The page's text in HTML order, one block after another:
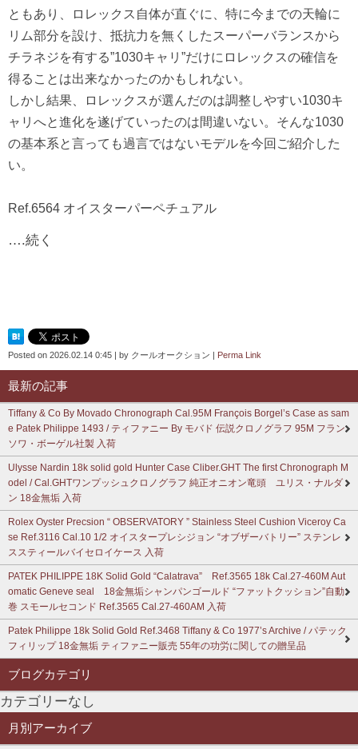
ともあり、ロレックス自体が直ぐに、特に今までの天輪に
リム部分を設け、抵抗力を無くしたスーパーバランスから
チラネジを有する”1030キャリ”だけにロレックスの確信を
得ることは出来なかったのかもしれない。
しかし結果、ロレックスが選んだのは調整しやすい1030キ
ャリへと進化を遂げていったのは間違いない。そんな1030
の基本系と言っても過言ではないモデルを今回ご紹介した
い。
Ref.6564 オイスターパーペチュアル
….続く
Posted on 2026.02.14 0:45 by クールオークション Perma Link
最新の記事
Tiffany & Co By Movado Chronograph Cal.95M François Borgel’s Case as sam
e Patek Philippe 1493 / ティファニー By モバド 伝説クロノグラフ 95M フラン
ソワ・ボーゲル社製 入荷
Ulysse Nardin 18k solid gold Hunter Case Cliber.GHT The first Chronograph M
odel / Cal.GHTワンプッシュクロノグラフ 純正オニオン竜頭 ユリス・ナルダ
ン 18金無垢 入荷
Rolex Oyster Precsion “ OBSERVATORY ” Stainless Steel Cushion Viceroy Ca
se Ref.3116 Cal.10 1/2 オイスタープレシジョン “オブザーバトリー” ステンレ
ススティールバイセロイケース 入荷
PATEK PHILIPPE 18K Solid Gold “Calatrava” Ref.3565 18k Cal.27-460M Aut
omatic Geneve seal 18金無垢シャンパンゴールド “ファットクッション”自動
巻 スモールセコンド Ref.3565 Cal.27-460AM 入荷
Patek Philippe 18k Solid Gold Ref.3468 Tiffany & Co 1977’s Archive / パテック
フィリップ 18金無垢 ティファニー販売 55年の功労に関しての贈呈品
ブログカテゴリ
カテゴリーなし
月別アーカイブ